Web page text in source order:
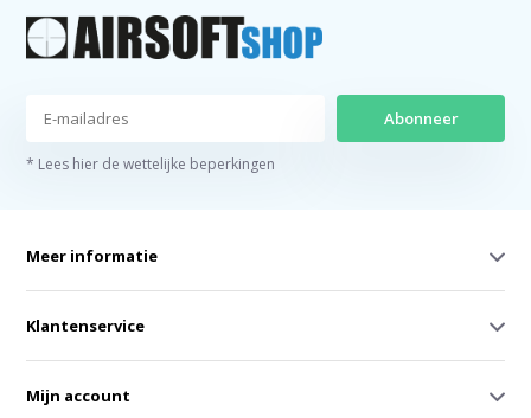
Abonneer
* Lees hier de wettelijke beperkingen
Meer informatie
Klantenservice
Mijn account